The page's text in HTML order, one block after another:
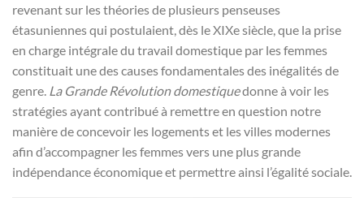
revenant sur les théories de plusieurs penseuses
étasuniennes qui postulaient, dès le XIXe siècle, que la prise
en charge intégrale du travail domestique par les femmes
constituait une des causes fondamentales des inégalités de
genre. La Grande Révolution domestiquedonne à voir les
stratégies ayant contribué à remettre en question notre
manière de concevoir les logements et les villes modernes
afin d’accompagner les femmes vers une plus grande
indépendance économique et permettre ainsi l’égalité sociale.